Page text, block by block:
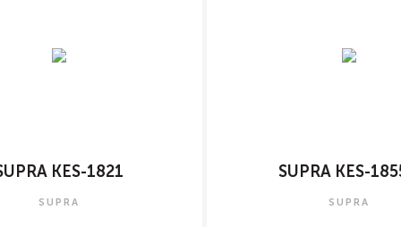
KES-1821
SUPRA
SUPRA KES-
SUPRA